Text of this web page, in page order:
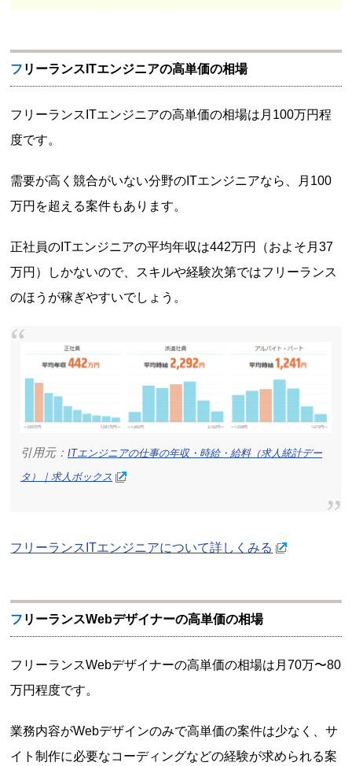
フリーランスITエンジニアの高単価の相場
フリーランスITエンジニアの高単価の相場は月100万円程
度です。
需要が高く競合がいない分野のITエンジニアなら、月100
万円を超える案件もあります。
正社員のITエンジニアの平均年収は442万円（およそ月37
万円）しかないので、スキルや経験次第ではフリーランス
のほうが稼ぎやすいでしょう。
引用元：ITエンジニアの仕事の年収・時給・給料（求人統計デー
タ）｜求人ボックス
フリーランスITエンジニアについて詳しくみる
フリーランスWebデザイナーの高単価の相場
フリーランスWebデザイナーの高単価の相場は月70万〜80
万円程度です。
業務内容がWebデザインのみで高単価の案件は少なく、サ
イト制作に必要なコーディングなどの経験が求められる案